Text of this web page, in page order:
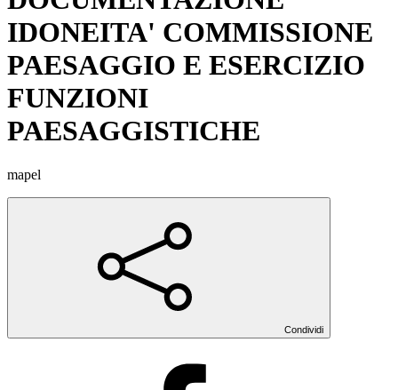
IDONEITA' COMMISSIONE
PAESAGGIO E ESERCIZIO
FUNZIONI
PAESAGGISTICHE
mapel
Condividi